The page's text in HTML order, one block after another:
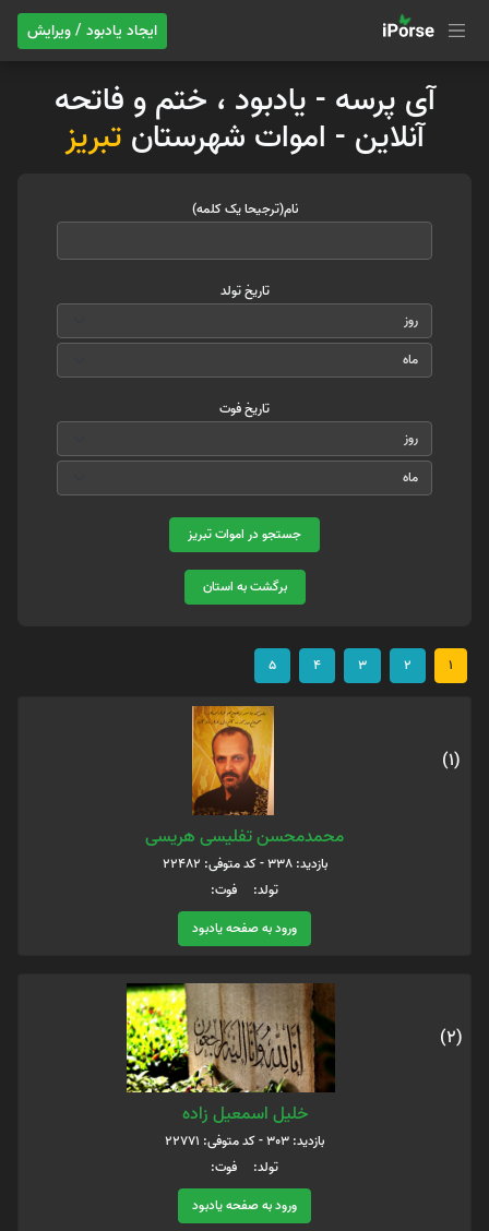
ایجاد یادبود / ویرایش
آی پرسه - یادبود ، ختم و فاتحه
آنلاین - اموات شهرستان تبریز
نام(ترجیحا یک کلمه)
تاریخ تولد
تاریخ فوت
جستجو در اموات تبریز
برگشت به استان
1
2
3
4
5
(1)
محمدمحسن تفلیسی هریسی
بازدید: 338 - کد متوفی: 22482
تولد: فوت:
ورود به صفحه یادبود
(2)
خلیل اسمعیل زاده
بازدید: 303 - کد متوفی: 22771
تولد: فوت:
ورود به صفحه یادبود